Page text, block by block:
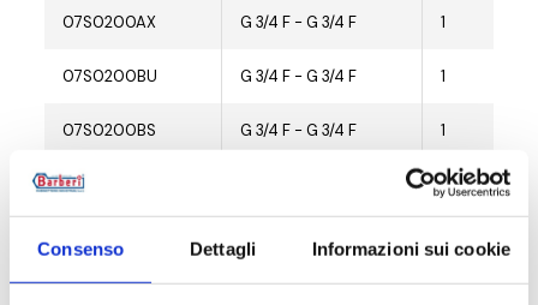
Consenso Dettagli Informazioni sui cookie
07S0200AX G 3/4 F - G 3/4 F 1
07S0200BU G 3/4 F - G 3/4 F 1
07S0200BS G 3/4 F - G 3/4 F 1
07S0200BA 1
G 3/4 F - G 3/4 F 1